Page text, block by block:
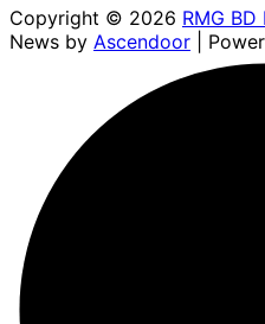
Copyright © 2026 RMG
News by Ascendoor |